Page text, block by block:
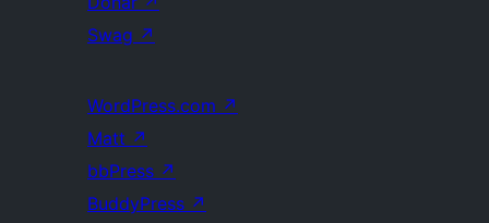
Swag ↗
WordPress.com ↗
Matt ↗
bbPress ↗
BuddyPress ↗